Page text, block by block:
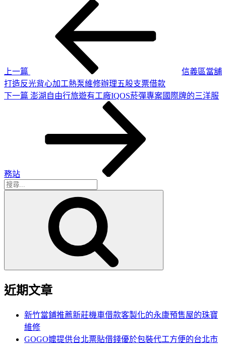
上一篇
信義區當舖
打造反光背心加工熱泵維修辦理五股支票借款
下
下一篇 澎湖自由行旅遊有工廠IQOS菸彈專案國際牌的三洋服
務站
搜
近期文章
新竹當鋪推薦新莊機車借款客製化的永康預售屋的珠寶
維修
GOGO嬤提供台北票貼借錢優於包裝代工方便的台北市